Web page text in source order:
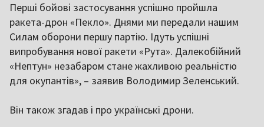
Перші бойові застосування успішно пройшла
ракета-дрон «Пекло». Днями ми передали нашим
Силам оборони першу партію. Ідуть успішні
випробування нової ракети «Рута». Далекобійний
«Нептун» незабаром стане жахливою реальністю
для окупантів», – заявив Володимир Зеленський.
Він також згадав і про українські дрони.